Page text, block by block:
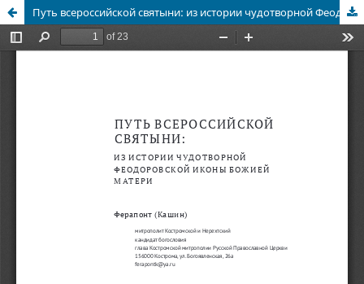
Путь всероссийской святыни: из истории чудотворной Феодоровской иконы Божией Матери